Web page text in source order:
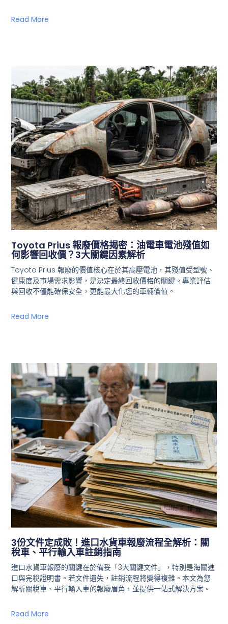
Read More
Toyota Prius 報廢價格揭密：油電車電池殘值如
何影響回收價？3大關鍵因素解析
Toyota Prius 報廢的價值核心在於其高壓電池，其殘值受型號、
健康度及市場需求影響，是決定最終回收價格的關鍵。專業評估
與回收不僅能確保安全，更能最大化您的車輛價值。
Read More
3份文件定成敗！進口水貨車報廢流程全解析：關
稅車、平行輸入車註銷指南
進口水貨車報廢的關鍵在於備妥「3大關鍵文件」，特別是海關進
口與完稅證明書。若文件遺失，註銷流程將變得複雜。本文為您
解析關稅車、平行輸入車的報廢眉角，並提供一站式解決方案。
Read More